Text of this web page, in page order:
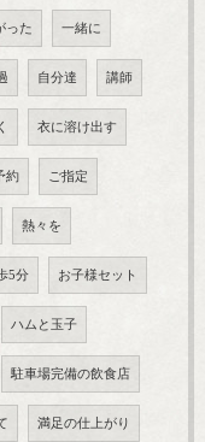
った 一緒に
自分達 講師
衣に溶け出す
約 ご指定
熱々を
5分 お子様セット
ハムと玉子
駐車場完備の飲食店
満足の仕上がり